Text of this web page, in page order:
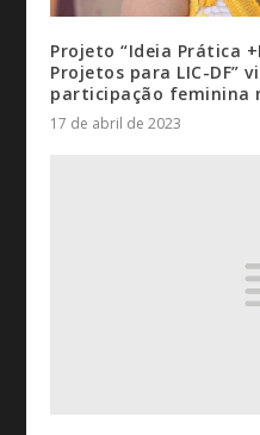
Projeto “Ideia Prática
Projetos para LIC-DF”
participação feminina
17 de abril de 2023